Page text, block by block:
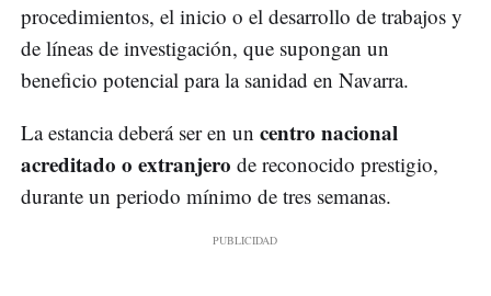
procedimientos, el inicio o el desarrollo de trabajos y
de líneas de investigación, que supongan un
beneficio potencial para la sanidad en Navarra.
La estancia deberá ser en un centro nacional
acreditado o extranjero de reconocido prestigio,
durante un periodo mínimo de tres semanas.